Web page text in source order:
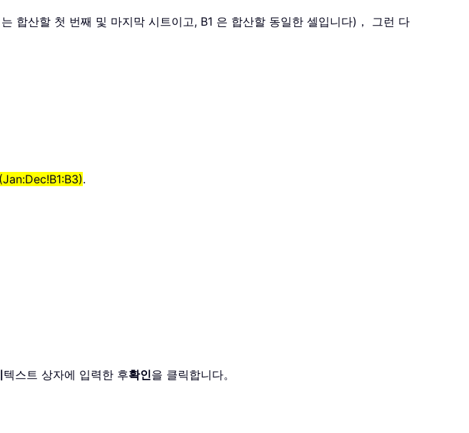
합산할 첫 번째 및 마지막 시트이고, B1 은 합산할 동일한 셀입니다)， 그런 다
.
텍스트 상자에 입력한 후확인을 클릭합니다。